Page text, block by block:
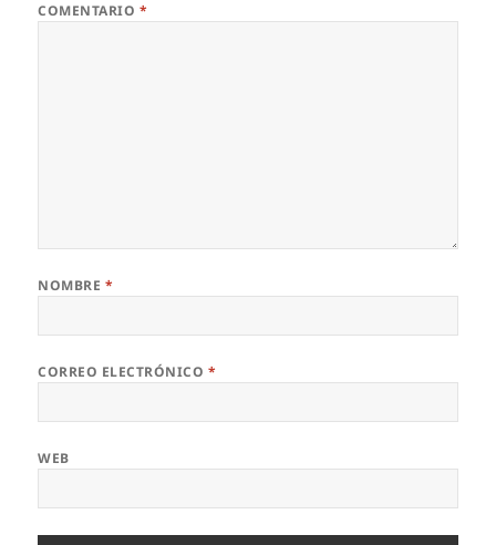
COMENTARIO *
NOMBRE *
CORREO ELECTRÓNICO *
WEB